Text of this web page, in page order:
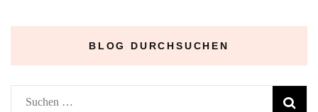
BLOG DURCHSUCHEN
Suchen